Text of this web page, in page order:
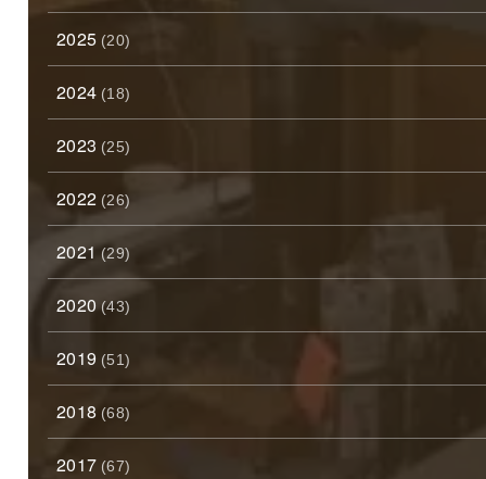
2025 (20)
2024 (18)
2023 (25)
2022 (26)
2021 (29)
2020 (43)
2019 (51)
2018 (68)
2017 (67)